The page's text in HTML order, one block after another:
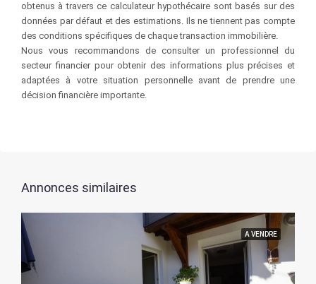
obtenus à travers ce calculateur hypothécaire sont basés sur des
données par défaut et des estimations. Ils ne tiennent pas compte
des conditions spécifiques de chaque transaction immobilière.
Nous vous recommandons de consulter un professionnel du
secteur financier pour obtenir des informations plus précises et
adaptées à votre situation personnelle avant de prendre une
décision financière importante.
Annonces similaires
A VENDRE